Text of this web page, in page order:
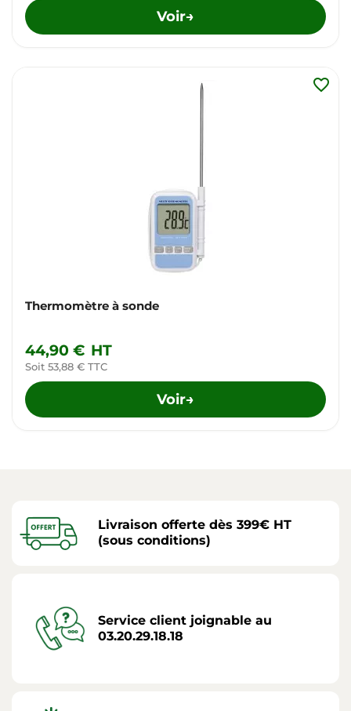
Voir→
Thermomètre à sonde
44,90 € HT
Soit 53,88 € TTC
Voir→
favorite_border
Livraison offerte dès 399€ HT
(sous conditions)
Service client joignable au
03.20.29.18.18